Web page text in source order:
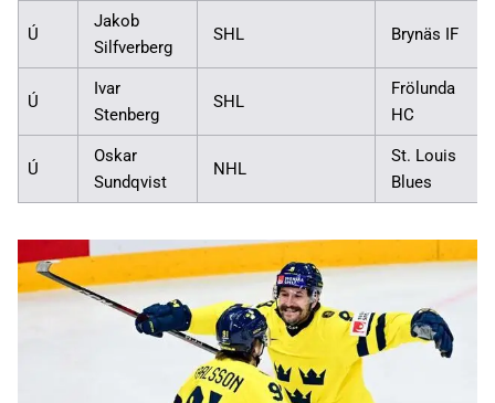
Ú
Jakob
Silfverberg
SHL Brynäs IF
Ú
Ivar
Stenberg
SHL
Frölunda
HC
Ú
Oskar
Sundqvist
NHL
St. Louis
Blues